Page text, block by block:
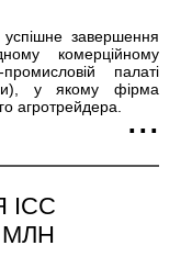
завершення
комерційному
палаті
у якому фірма
агротрейдера.
МЛН